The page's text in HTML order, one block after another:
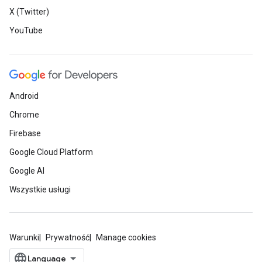
X (Twitter)
YouTube
Android
Chrome
Firebase
Google Cloud Platform
Google AI
Wszystkie usługi
Warunki Prywatność Manage cookies